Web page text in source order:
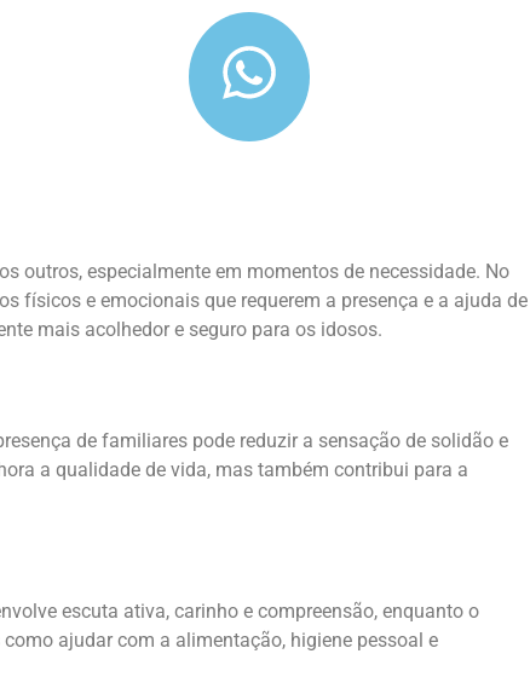
outros, especialmente em momentos de necessidade. No
físicos e emocionais que requerem a presença e a ajuda de
mais acolhedor e seguro para os idosos.
de familiares pode reduzir a sensação de solidão e
a qualidade de vida, mas também contribui para a
escuta ativa, carinho e compreensão, enquanto o
ajudar com a alimentação, higiene pessoal e